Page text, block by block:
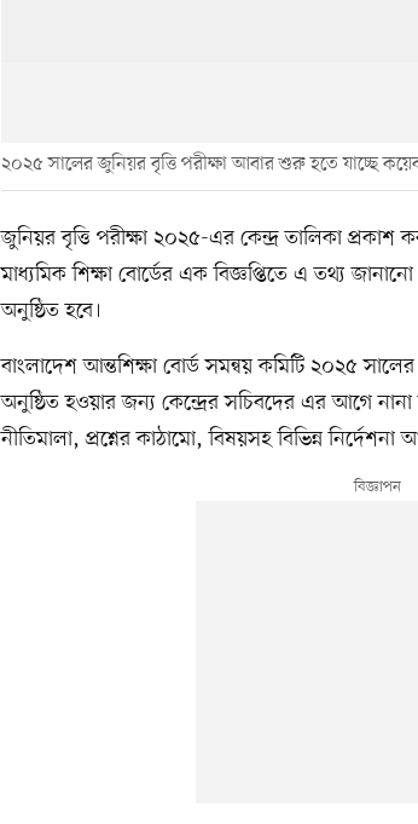
২০২৫ সালের জুনিয়র বৃত্তি পরীক্ষা আবার শুরু হতে যাচ্ছে
জুনিয়র বৃত্তি পরীক্ষা ২০২৫-এর কেন্দ্র তালিকা
মাধ্যমিক শিক্ষা বোর্ডের এক বিজ্ঞপ্তিতে এ তথ্য
অনুষ্ঠিত হবে।
বাংলাদেশ আন্তশিক্ষা বোর্ড সমন্বয় কমিটি ২০২৫
অনুষ্ঠিত হওয়ার জন্য কেন্দ্রের সচিবদের এর আগে নানা
নীতিমালা, প্রশ্নের কাঠামো, বিষয়সহ বিভিন্ন